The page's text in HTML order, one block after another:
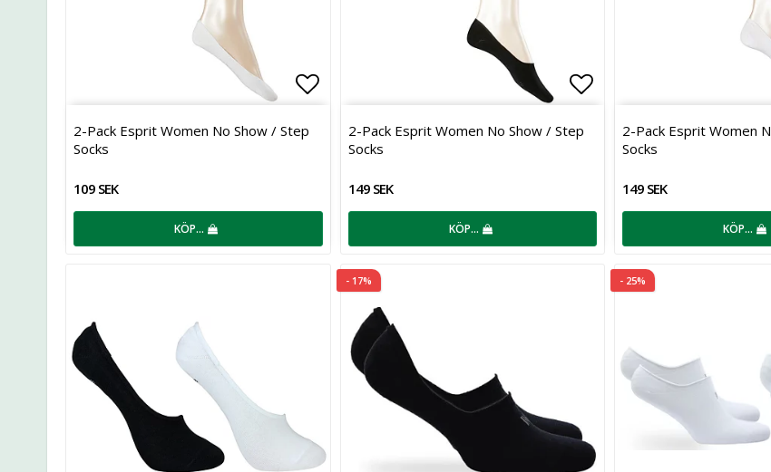
Lägg till i favoritlistan
2-Pack Esprit Women No Show / Step
Socks
109 SEK
KÖP…
Lägg till i
2-Pack Esprit Women No Show / Step
Socks
149 SEK
KÖP…
2-Pack Esprit Women
Socks
149 SEK
KÖP…
- 17% - 25%